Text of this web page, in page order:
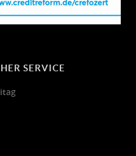
SERVICE